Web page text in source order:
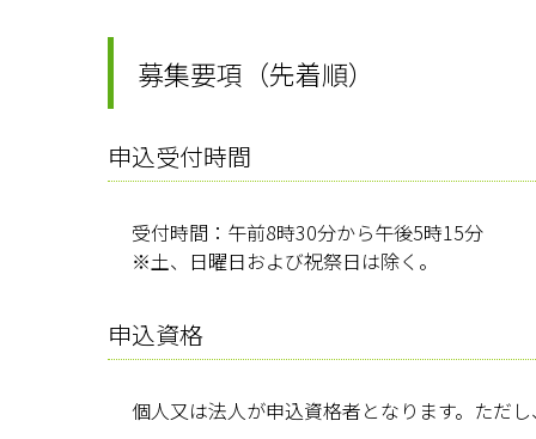
募集要項（先着順）
申込受付時間
受付時間：午前8時30分から午後5時15分
※土、日曜日および祝祭日は除く。
申込資格
個人又は法人が申込資格者となります。ただ